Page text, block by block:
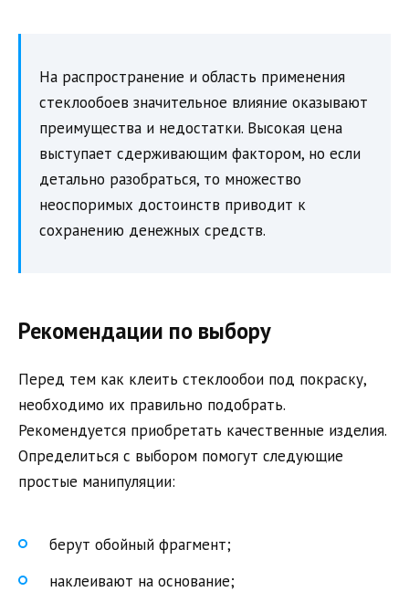
На распространение и область применения
стеклообоев значительное влияние оказывают
преимущества и недостатки. Высокая цена
выступает сдерживающим фактором, но если
детально разобраться, то множество
неоспоримых достоинств приводит к
сохранению денежных средств.
Рекомендации по выбору
Перед тем как клеить стеклообои под покраску,
необходимо их правильно подобрать.
Рекомендуется приобретать качественные изделия.
Определиться с выбором помогут следующие
простые манипуляции:
берут обойный фрагмент;
наклеивают на основание;